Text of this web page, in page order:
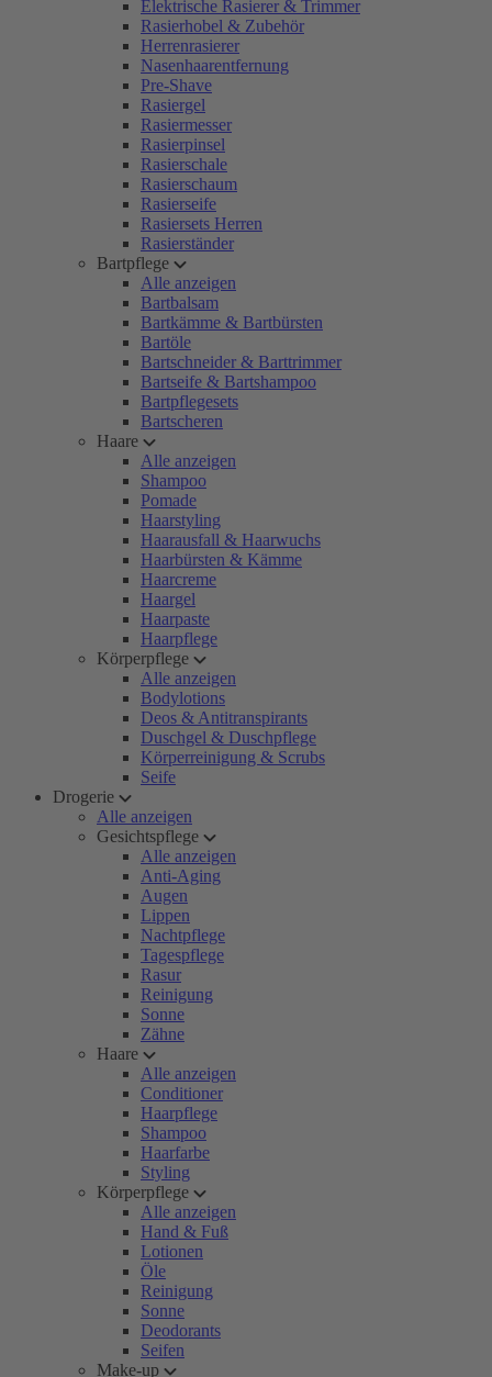
Elektrische Rasierer & Trimmer
Rasierhobel & Zubehör
Herrenrasierer
Nasenhaarentfernung
Pre-Shave
Rasiergel
Rasiermesser
Rasierpinsel
Rasierschale
Rasierschaum
Rasierseife
Rasiersets Herren
Rasierständer
Bartpflege
Alle anzeigen
Bartbalsam
Bartkämme & Bartbürsten
Bartöle
Bartschneider & Barttrimmer
Bartseife & Bartshampoo
Bartpflegesets
Bartscheren
Haare
Alle anzeigen
Shampoo
Pomade
Haarstyling
Haarausfall & Haarwuchs
Haarbürsten & Kämme
Haarcreme
Haargel
Haarpaste
Haarpflege
Körperpflege
Alle anzeigen
Bodylotions
Deos & Antitranspirants
Duschgel & Duschpflege
Körperreinigung & Scrubs
Seife
Drogerie
Alle anzeigen
Gesichtspflege
Alle anzeigen
Anti-Aging
Augen
Lippen
Nachtpflege
Tagespflege
Rasur
Reinigung
Sonne
Zähne
Haare
Alle anzeigen
Conditioner
Haarpflege
Shampoo
Haarfarbe
Styling
Körperpflege
Alle anzeigen
Hand & Fuß
Lotionen
Öle
Reinigung
Sonne
Deodorants
Seifen
Make-up